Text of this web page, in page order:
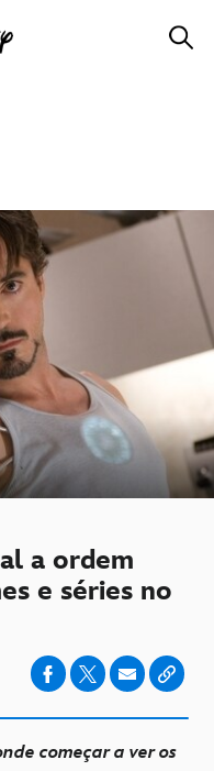
a ordem
e séries no
começar a ver os